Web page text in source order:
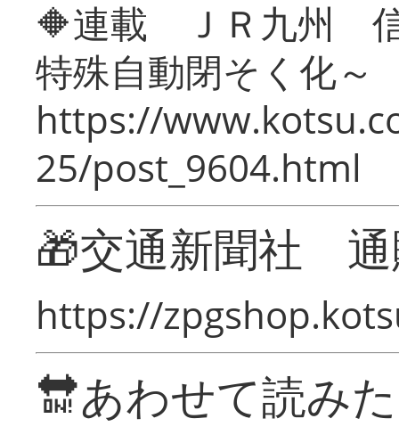
🔶連載 ＪＲ九州 信
特殊自動閉そく化～
https://
25/post_9604.html
🎁交通新聞社
https://
🔛あわせて読み